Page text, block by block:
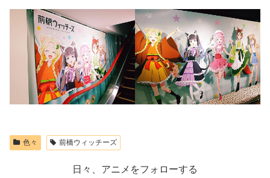
色々 前橋ウィッチーズ
日々、アニメをフォローする